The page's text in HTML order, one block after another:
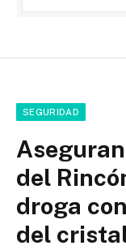
SEGURIDAD
del
droga
del